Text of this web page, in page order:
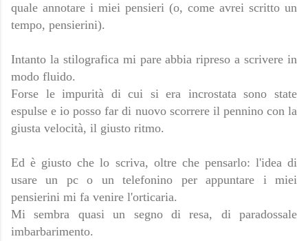
quale annotare i miei pensieri (o, come avrei scritto un
tempo, pensierini).
Intanto la stilografica mi pare abbia ripreso a scrivere in
modo fluido.
Forse le impurità di cui si era incrostata sono state
espulse e io posso far di nuovo scorrere il pennino con la
giusta velocità, il giusto ritmo.
Ed è giusto che lo scriva, oltre che pensarlo: l'idea di
usare un pc o un telefonino per appuntare i miei
pensierini mi fa venire l'orticaria.
Mi sembra quasi un segno di resa, di paradossale
imbarbarimento.